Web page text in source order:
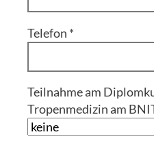
Telefon *
Teilnahme am
Tropenmedizin am